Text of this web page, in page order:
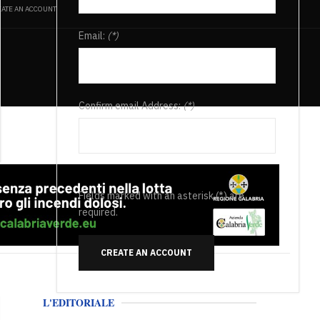
AN ACCOUNT
Email: (*)
Confirm email Address:(*)
Fields marked with an asterisk (*) are
required.
CREATE AN ACCOUNT
L'EDITORIALE